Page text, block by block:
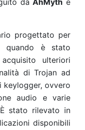
daAhMyth e
progettato per
quando è stato
ulteriori
di Trojan ad
keylogger, ovvero
audio e varie
stato rilevato in
disponibili